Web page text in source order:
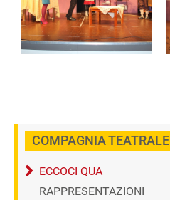
COMPAGNIA TEATRALE
ECCOCI QUA
RAPPRESENTAZIONI